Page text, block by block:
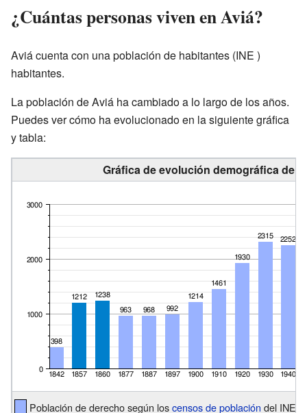
¿Cuántas personas viven en Aviá?
Aviá cuenta con una población de habitantes (INE )
habitantes.
La población de Aviá ha cambiado a lo largo de los años.
Puedes ver cómo ha evolucionado en la siguiente gráfica
y tabla:
Gráfica de evolución demográfica de
Población de derecho según loscensos de población del INE.